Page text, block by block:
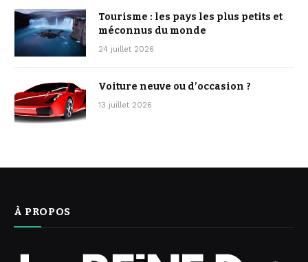
Tourisme : les pays les plus petits et
méconnus du monde
24 juillet 2026
Voiture neuve ou d’occasion ?
13 juillet 2026
À PROPOS